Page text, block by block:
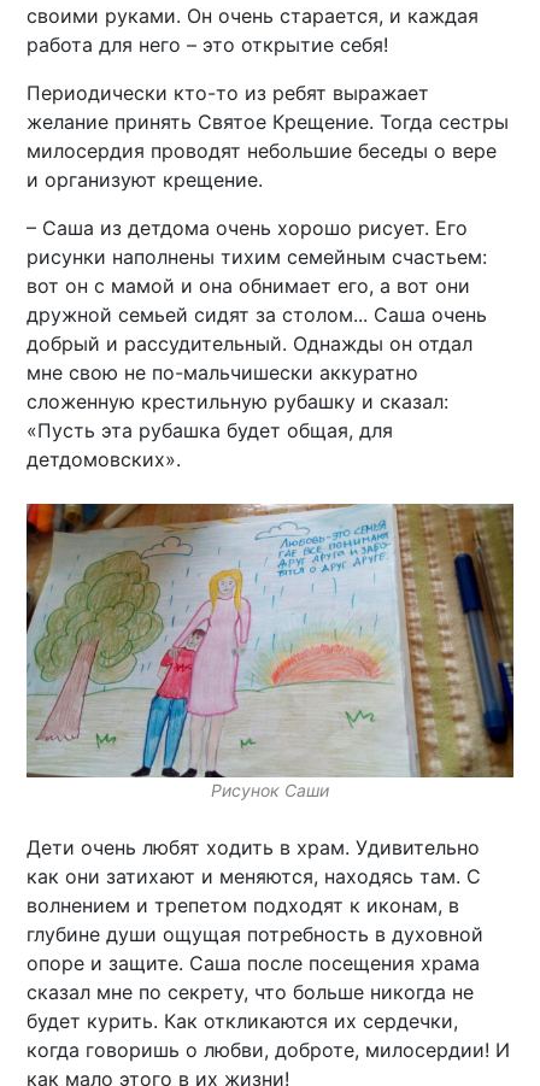
своими руками. Он очень старается, и каждая
работа для него – это открытие себя!
Периодически кто-то из ребят выражает
желание принять Святое Крещение. Тогда сестры
милосердия проводят небольшие беседы о вере
и организуют крещение.
– Саша из детдома очень хорошо рисует. Его
рисунки наполнены тихим семейным счастьем:
вот он с мамой и она обнимает его, а вот они
дружной семьей сидят за столом... Саша очень
добрый и рассудительный. Однажды он отдал
мне свою не по-мальчишески аккуратно
сложенную крестильную рубашку и сказал:
«Пусть эта рубашка будет общая, для
детдомовских».
Рисунок Саши
Дети очень любят ходить в храм. Удивительно
как они затихают и меняются, находясь там. С
волнением и трепетом подходят к иконам, в
глубине души ощущая потребность в духовной
опоре и защите. Саша после посещения храма
сказал мне по секрету, что больше никогда не
будет курить. Как откликаются их сердечки,
когда говоришь о любви, доброте, милосердии! И
как мало этого в их жизни!